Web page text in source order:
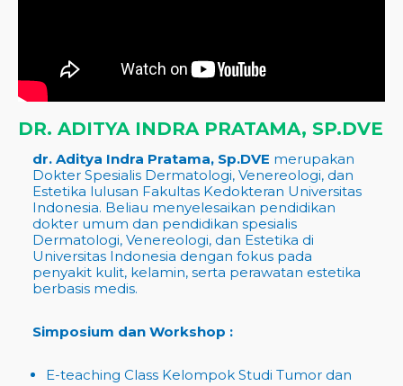
DR. ADITYA INDRA PRATAMA, SP.DVE
dr. Aditya Indra Pratama, Sp.DVE merupakan
Dokter Spesialis Dermatologi, Venereologi, dan
Estetika lulusan Fakultas Kedokteran Universitas
Indonesia. Beliau menyelesaikan pendidikan
dokter umum dan pendidikan spesialis
Dermatologi, Venereologi, dan Estetika di
Universitas Indonesia dengan fokus pada
penyakit kulit, kelamin, serta perawatan estetika
berbasis medis.
Simposium dan Workshop :
E-teaching Class Kelompok Studi Tumor dan